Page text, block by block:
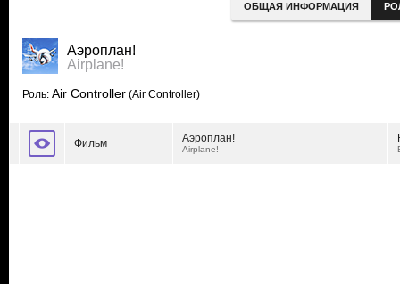
ОБЩАЯ ИНФОРМАЦИЯ
Аэроплан!
Airplane!
Роль: Air Controller (Air Controller)
Фильм Аэроплан!
Airplane!